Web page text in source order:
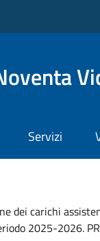
Servizi
dei carichi
2025-2026.